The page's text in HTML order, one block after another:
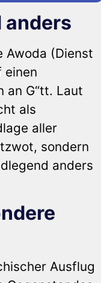
anders
Awoda (Dienst
einen
an G“tt. Laut
als
aller
sondern
anders
Ausflug